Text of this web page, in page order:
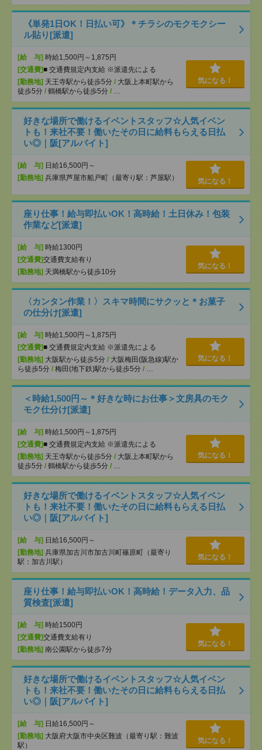
《単発1日OK！日払い可》＊チラシのモクモクシー
ル貼り[派遣]
[給 与] 時給1,500円～1,875円
[交通費]■ 交通費規定内支給 ※派遣先による
[勤務地] 天王寺駅から徒歩5分 / 大阪上本町駅から
徒歩5分 / 鶴橋駅から徒歩5分 / …
気になる！
好きな場所で働けるイベントスタッフ☆人気イベン
トも！来社不要！働いたその日に給料もらえる日払
い◎｜阪[アルバイト]
[給 与] 日給16,500円～
[勤務地] 兵庫県芦屋市船戸町（最寄り駅：芦屋駅） 気になる！
座り仕事！給与即払いOK！高時給！土日休み！包装
作業など[派遣]
[給 与] 時給1300円
[交通費]交通費支給有り
[勤務地] 天満橋駅から徒歩10分
気になる！
〈カンタン作業！〉スキマ時間にサクッと＊お菓子
の仕分け[派遣]
[給 与] 時給1,500円～1,875円
[交通費]■ 交通費規定内支給 ※派遣先による
[勤務地] 大阪駅から徒歩5分 / 大阪梅田(阪急線)駅か
ら徒歩5分 / 梅田(地下鉄)駅から徒歩5分 / …
気になる！
＜時給1,500円～＊好きな時にお仕事＞文房具のモク
モク仕分け[派遣]
[給 与] 時給1,500円～1,875円
[交通費]■ 交通費規定内支給 ※派遣先による
[勤務地] 天王寺駅から徒歩5分 / 大阪上本町駅から
徒歩5分 / 鶴橋駅から徒歩5分 / …
気になる！
好きな場所で働けるイベントスタッフ☆人気イベン
トも！来社不要！働いたその日に給料もらえる日払
い◎｜阪[アルバイト]
[給 与] 日給16,500円～
[勤務地] 兵庫県加古川市加古川町篠原町（最寄り
駅：加古川駅）
気になる！
座り仕事！給与即払いOK！高時給！データ入力、品
質検査[派遣]
[給 与] 時給1500円
[交通費]交通費支給有り
[勤務地] 南公園駅から徒歩7分
気になる！
好きな場所で働けるイベントスタッフ☆人気イベン
トも！来社不要！働いたその日に給料もらえる日払
い◎｜阪[アルバイト]
[給 与] 日給16,500円～
[勤務地] 大阪府大阪市中央区難波（最寄り駅：難波
駅）
気になる！